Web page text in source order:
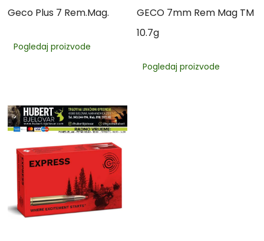
Geco Plus 7 Rem.Mag.
Pogledaj proizvode
GECO 7mm Rem Mag TM
10.7g
Pogledaj proizvode